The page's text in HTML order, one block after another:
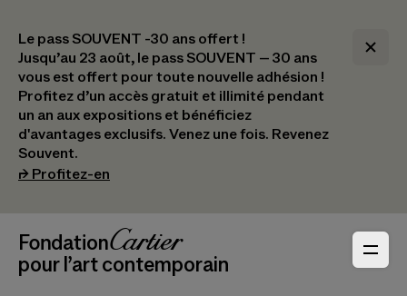
Le pass SOUVENT -30 ans offert !
Jusqu’au 23 août, le pass SOUVENT – 30 ans
vous est offert pour toute nouvelle adhésion !​
Profitez d’un accès gratuit et illimité pendant
un an aux expositions et bénéficiez
d'avantages exclusifs.​ Venez une fois. Revenez
Souvent.
⮣ Profitez-en
Navigation en-tête
_logoFondation Cartier
pour l’art contemporain